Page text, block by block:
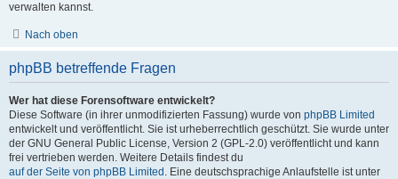
verwalten kannst.
Nach oben
phpBB betreffende Fragen
Wer hat diese Forensoftware entwickelt?
Diese Software (in ihrer unmodifizierten Fassung) wurde von phpBB Limited
entwickelt und veröffentlicht. Sie ist urheberrechtlich geschützt. Sie wurde unter
der GNU General Public License, Version 2 (GPL-2.0) veröffentlicht und kann
frei vertrieben werden. Weitere Details findest du
auf der Seite von phpBB Limited . Eine deutschsprachige Anlaufstelle ist unter